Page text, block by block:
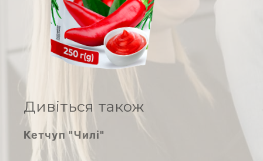
Молоко згущене
Дивіться також
Кетчуп "Чилі"